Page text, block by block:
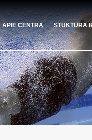
APIE CENTRĄ STUKTŪRA